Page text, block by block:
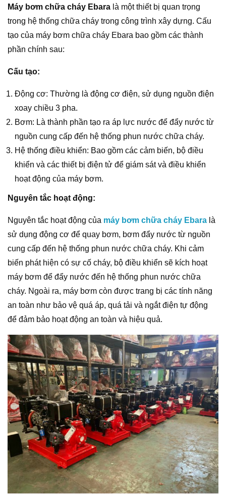
Máy bơm chữa cháy Ebara là một thiết bị quan trọng
trong hệ thống chữa cháy trong công trình xây dựng. Cấu
tạo của máy bơm chữa cháy Ebara bao gồm các thành
phần chính sau:
Cấu tạo:
Động cơ: Thường là động cơ điện, sử dụng nguồn điện
xoay chiều 3 pha.
Bơm: Là thành phần tạo ra áp lực nước để đẩy nước từ
nguồn cung cấp đến hệ thống phun nước chữa cháy.
Hệ thống điều khiển: Bao gồm các cảm biến, bộ điều
khiển và các thiết bị điện tử để giám sát và điều khiển
hoạt động của máy bơm.
Nguyên tắc hoạt động:
Nguyên tắc hoạt động của máy bơm chữa cháy Ebara là
sử dụng động cơ để quay bơm, bơm đẩy nước từ nguồn
cung cấp đến hệ thống phun nước chữa cháy. Khi cảm
biến phát hiện có sự cố cháy, bộ điều khiển sẽ kích hoạt
máy bơm để đẩy nước đến hệ thống phun nước chữa
cháy. Ngoài ra, máy bơm còn được trang bị các tính năng
an toàn như bảo vệ quá áp, quá tải và ngắt điện tự động
để đảm bảo hoạt động an toàn và hiệu quả.